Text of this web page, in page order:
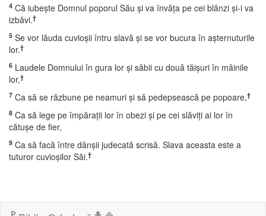
4 Că iubeşte Domnul poporul Său şi va învăţa pe cei blânzi şi-i va
izbăvi.†
5 Se vor lăuda cuvioşii întru slavă şi se vor bucura în aşternuturile
lor.†
6 Laudele Domnului în gura lor şi săbii cu două tăişuri în mâinile
lor,†
7 Ca să se răzbune pe neamuri şi să pedepsească pe popoare,†
8 Ca să lege pe împăraţii lor în obezi şi pe cei slăviţi ai lor în
cătuşe de fier,
9 Ca să facă între dânşii judecată scrisă. Slava aceasta este a
tuturor cuvioşilor Săi.†